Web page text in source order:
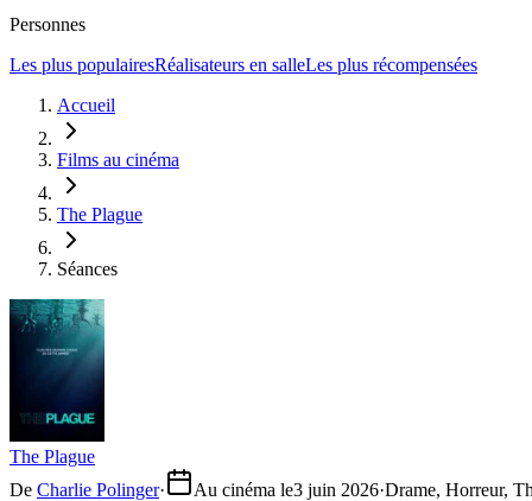
Personnes
Les plus populairesRéalisateurs en salleLes plus récompensées
Accueil
Films au cinéma
The Plague
Séances
The Plague
De Charlie Polinger· Au cinéma le3 juin 2026·Drame, Horreur,